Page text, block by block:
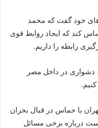
خود گفت که محمد
کند که ایجاد روابط قوی
رابطه را داریم.
دشواری در داخل مصر
با حماس در قبال بحران
درباره برخی مسائل